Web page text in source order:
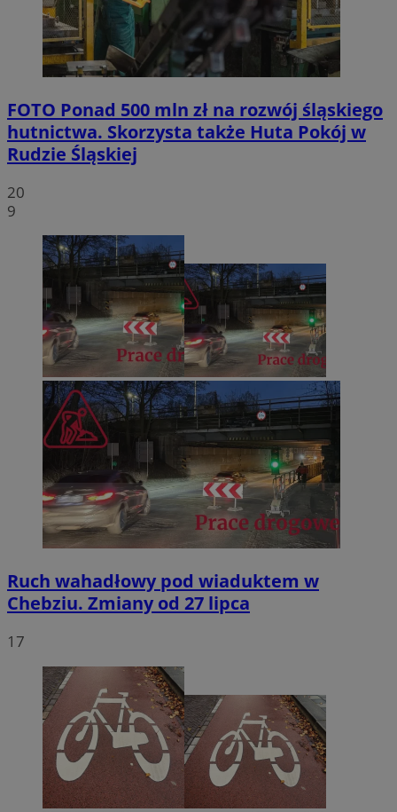
FOTO Ponad 500 mln zł na rozwój śląskiego
hutnictwa. Skorzysta także Huta Pokój w
Rudzie Śląskiej
20
9
Ruch wahadłowy pod wiaduktem w
Chebziu. Zmiany od 27 lipca
17